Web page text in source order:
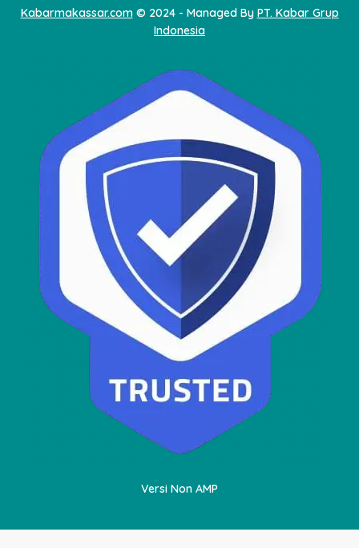
Kabarmakassar.com© 2024 - Managed By PT. Kabar Grup
Indonesia
Versi Non AMP